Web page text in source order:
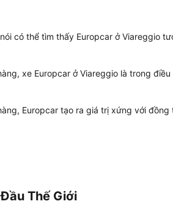
có thể tìm thấy Europcar ở Viareggio
xe Europcar ở Viareggio là trong điều
Europcar tạo ra giá trị xứng với đồng
Thế Giới